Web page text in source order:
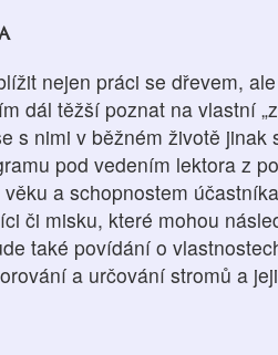
nejen práci se dřevem,
dál těžší poznat na vlastní
s nimi v běžném životě
pod vedením lektora z
a schopnostem
či misku, které mohou
také povídání o
a určování stromů a